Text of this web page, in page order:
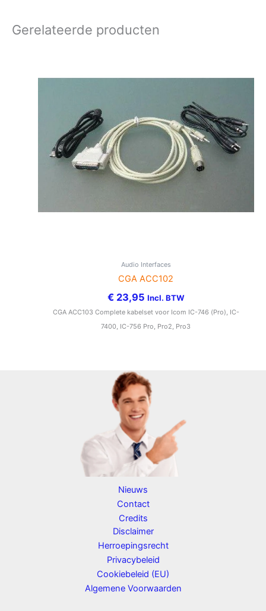
Gerelateerde producten
Audio Interfaces
CGA ACC102
€23,95 Incl. BTW
CGA ACC103 Complete kabelset voor Icom IC-746 (Pro), IC-
7400, IC-756 Pro, Pro2, Pro3
Nieuws
Contact
Credits
Disclaimer
Herroepingsrecht
Privacybeleid
Cookiebeleid (EU)
Algemene Voorwaarden